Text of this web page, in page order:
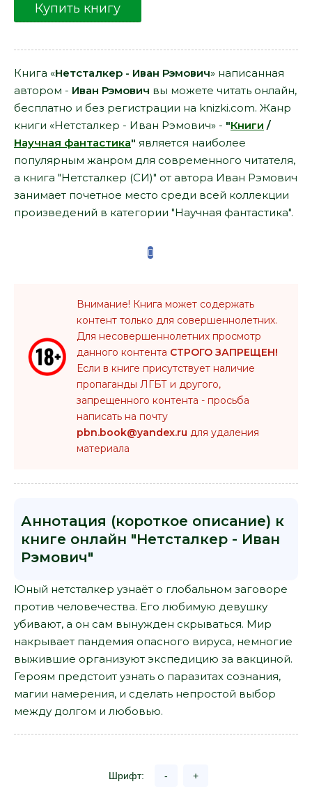
Купить книгу
Книга «Нетсталкер - Иван Рэмович» написанная
автором - Иван Рэмович вы можете читать онлайн,
бесплатно и без регистрации на knizki.com. Жанр
книги «Нетсталкер - Иван Рэмович» - "Книги /
Научная фантастика" является наиболее
популярным жанром для современного читателя,
а книга "Нетсталкер (СИ)" от автора Иван Рэмович
занимает почетное место среди всей коллекции
произведений в категории "Научная фантастика".
Внимание! Книга может содержать
контент только для совершеннолетних.
Для несовершеннолетних просмотр
данного контента СТРОГО ЗАПРЕЩЕН!
Если в книге присутствует наличие
пропаганды ЛГБТ и другого,
запрещенного контента - просьба
написать на почту
pbn.book@yandex.ru для удаления
материала
Аннотация (короткое описание) к
книге онлайн "Нетсталкер - Иван
Рэмович"
Юный нетсталкер узнаёт о глобальном заговоре
против человечества. Его любимую девушку
убивают, а он сам вынужден скрываться. Мир
накрывает пандемия опасного вируса, немногие
выжившие организуют экспедицию за вакциной.
Героям предстоит узнать о паразитах сознания,
магии намерения, и сделать непростой выбор
между долгом и любовью.
Шрифт: - +